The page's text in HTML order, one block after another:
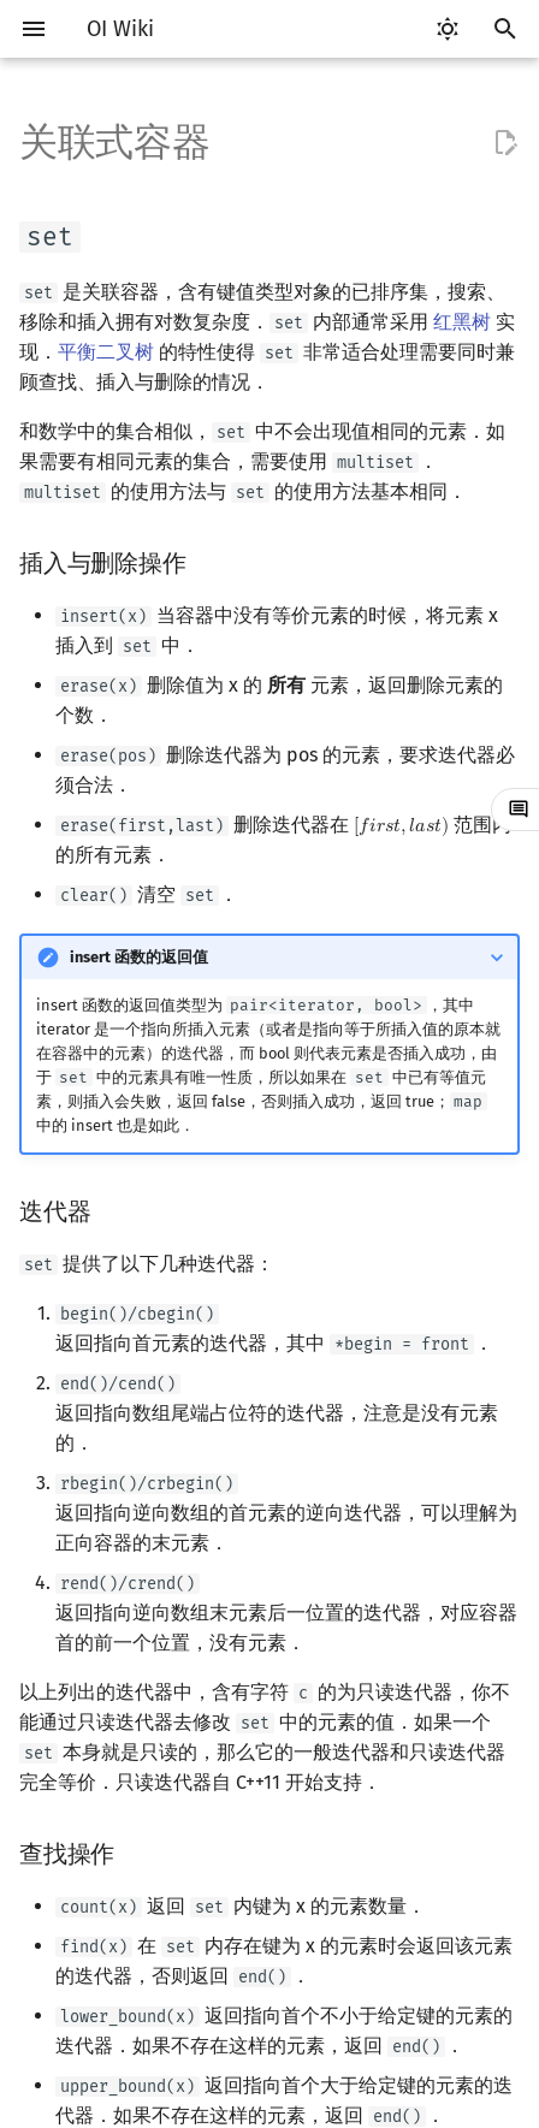
OI Wiki
入
以
搜
索
Getting Started
关于本项目
如何参与
OI Wiki 不是什么
格式手册
数学符号表
镜像站列表
致谢
比赛相关简介
题型
学习路线
学习资源
技巧
常见错误
常见技巧
工具软件简介
代码编辑工具
VS Code
Atom
Notepad++
Geany
Xcode
GUIDE
CP Editor
评测工具 Cena
CCR Plus
命令行
命令行编译与调试
编译器
Special Judge
Testlib
Generator
Validator
Checker
Polygon
OJ 工具
Hello, World!
C++ 语法基础
变量
运算
流程控制语句
高级数据类型
联合体
指针
文件操作
set
插入与删除操作
迭代器
查找操作
使用样例
set 在贪心中的使用
插入与删除操作
查询操作
使用样例
map 用于存储复杂状态
自定义比较方式
类
命名空间
值类别
重载运算符
引用
常量
Lambda 表达式
pb_ds
平衡树
编译优化
算法基础简介
复杂度
枚举
模拟
递归 & 分治
贪心
冒泡排序
插入排序
基数排序
桶排序
希尔排序
锦标赛排序
排序相关 STL
前缀和 & 差分
二分
倍增
构造
搜索部分简介
DFS（搜索）
BFS（搜索）
双向搜索
启发式搜索
A*
IDA*
回溯法
Dancing Links
Alpha–Beta 剪枝
动态规划部分简介
动态规划基础
记忆化搜索
背包 DP
区间 DP
DAG 上的 DP
状压 DP
数位 DP
插头 DP
计数 DP
概率 DP
DP 套 DP
斜率优化
四边形不等式优化
WQS 二分
其它 DP 方法
字符串部分简介
字符串基础
标准库
字符串匹配
字符串哈希
字典树 (Trie)
Boyer–Moore 算法
Z 函数（扩展 KMP）
AC 自动机
后缀数组 (SA)
后缀自动机 (SAM)
后缀平衡树
广义后缀自动机
Manacher
回文树
最小表示法
Main–Lorentz 算法
数学部分简介
布尔代数
数字系统 平衡三进制
格雷码
位操作
二进制集合操作
高精度计算
置换和排列
弧度制与坐标系
复数
数论
素数
最大公约数
筛法
模逆元
线性同余方程
中国剩余定理
阶乘取模
同余方程
二次剩余
数论分块
狄利克雷卷积
杜教筛
洲阁筛
类欧几里德算法
Stern–Brocot 树与 Farey
Pell 方程
多项式与生成函数
快速傅里叶变换
快速数论变换
Chirp Z 变换
常系数齐次线性递推
多项式平移|连续点值平移
符号化方法
形式幂级数复合|复合逆
指数生成函数
组合数学
容斥原理
斐波那契数列
卡特兰数
Entringer Number
Eulerian Number
分拆数
Pólya 计数
线性代数
内积和外积
矩阵
行列式
特征多项式
对角化
Jordan标准型
抽象代数
环论
域论
概率论
随机变量
随机变量的数字特征
零和游戏
非公平组合游戏
数值算法
高斯消元
牛顿迭代法
杨氏矩阵
拟阵
Berlekamp–Massey 算法
数据结构部分简介
队列
链表
哈希表
并查集
配对堆
左偏树
块状数据结构
块状链表
树分块
单调栈
单调队列
ST 表
线段树
李超线段树
猫树
值
Kinetic Tournament Tree
划分树
Splay 树
WBLT
笛卡尔树
左偏红黑树
AA 树
跳表
可持久化数据结构
可持久化块状数组
可持久化平衡树
可持久化可并堆
线段树套平衡树
树状数组套权值线段树
K-D Tree
Euler Tour Tree
Top Tree
析合树
PQ 树
手指树
霍夫曼树
图论部分简介
图论相关概念
图的存储
DFS（图论）
BFS（图论）
树上问题
树的中心
树的重心
树链剖分
动态树分治
AHU 算法
树哈希
拓扑排序
最短路问题
k 短路
同余最短路
生成树问题
最小直径生成树
斯坦纳树
连通性相关
割点和桥
圆方树
环计数问题
2-SAT
欧拉图
二分图
弦图
图的着色
网络流
最小割
费用流
Stoer–Wagner 算法
图的匹配
二分图最大权匹配
一般图最大匹配
稳定匹配
Prüfer 序列
矩阵树定理
LGV 引理
最大团搜索算法
图上随机游走
计算几何部分简介
二维计算几何基础
三维计算几何基础
距离
Pick 定理
三角剖分
扫描线
旋转卡壳
半平面交
平面最近点对
随机增量法
反演变换
计算几何杂项
杂项简介
离散化
双指针
离线算法
整体二分
莫队算法
分数规划
随机化
爬山算法
模拟退火
有限状态自动机
计算理论基础
字节顺序
约瑟夫问题
表达式求值
在一台机器上规划任务
主元素问题
15-puzzle
Kahan 求和
空间优化简介
RMQ
并查集应用
括号序列
线段树与离线询问
关联式容器
set
set 是关联容器，含有键值类型对象的已排序集，搜索、
移除和插入拥有对数复杂度．
set 内部通常采用 红黑树 实
现． 平衡二叉树 的特性使得 set 非常适合处理需要同时兼
顾查找、插入与删除的情况．
和数学中的集合相似， set 中不会出现值相同的元素．如
果需要有相同元素的集合，需要使用 multiset ．
multiset 的使用方法与 set 的使用方法基本相同．
插入与删除操作
insert(x) 当容器中没有等价元素的时候，将元素 x
插入到 set 中．
erase(x) 删除值为 x 的 所有 元素，返回删除元素的
个数．
erase(pos) 删除迭代器为 pos 的元素，要求迭代器必
须合法．
erase(first,last) 删除迭代器在 [𝑓𝑖𝑟𝑠𝑡,𝑙𝑎𝑠𝑡)
[frst,last)
范围内
的所有元素．
clear() 清空 set ．
insert 函数的返回值
insert 函数的返回值类型为 pair<iterator, bool>
，其中
iterator 是一个指向所插入元素（或者是指向等于所插入值的原本就
在容器中的元素）的迭代器，而 bool 则代表元素是否插入成功，由
于 set 中的元素具有唯一性质，所以如果在 set 中已有等值元
素，则插入会失败，返回 false，否则插入成功，返回 true； map
中的 insert 也是如此．
迭代器
set 提供了以下几种迭代器：
begin()/cbegin()
返回指向首元素的迭代器，其中 *begin = front ．
end()/cend()
返回指向数组尾端占位符的迭代器，注意是没有元素
的．
rbegin()/crbegin()
返回指向逆向数组的首元素的逆向迭代器，可以理解为
正向容器的末元素．
rend()/crend()
返回指向逆向数组末元素后一位置的迭代器，对应容器
首的前一个位置，没有元素．
以上列出的迭代器中，含有字符 c 的为只读迭代器，你不
能通过只读迭代器去修改 set 中的元素的值．如果一个
set 本身就是只读的，那么它的一般迭代器和只读迭代器
完全等价．只读迭代器自 C++11 开始支持．
查找操作
count(x) 返回 set 内键为 x 的元素数量．
find(x) 在 set 内存在键为 x 的元素时会返回该元素
的迭代器，否则返回
end() ．
lower_bound(x) 返回指向首个不小于给定键的元素的
迭代器．如果不存在这样的元素，返回
end() ．
upper_bound(x) 返回指向首个大于给定键的元素的迭
代器．如果不存在这样的元素，返回
end() ．